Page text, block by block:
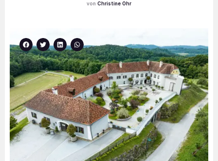
Christine Ohr